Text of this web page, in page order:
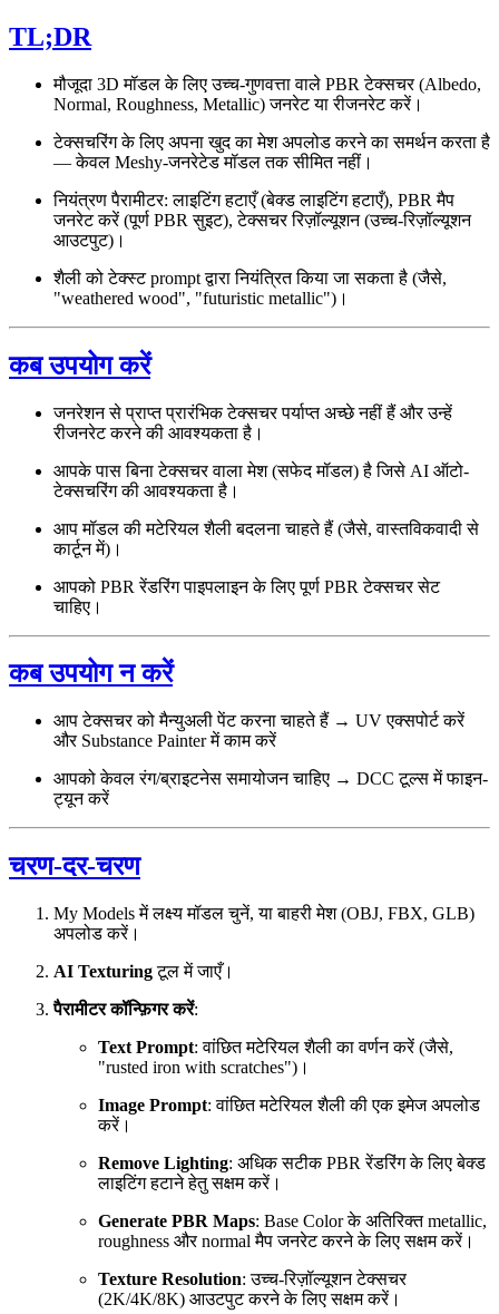
TL;DR
मौजूदा 3D मॉडल के लिए उच्च-गुणवत्ता वाले PBR टेक्सचर (Albedo,
Normal, Roughness, Metallic) जनरेट या रीजनरेट करें।
टेक्सचरिंग के लिए अपना खुद का मेश अपलोड करने का समर्थन करता है
— केवल Meshy-जनरेटेड मॉडल तक सीमित नहीं।
नियंत्रण पैरामीटर: लाइटिंग हटाएँ (बेक्ड लाइटिंग हटाएँ), PBR मैप
जनरेट करें (पूर्ण PBR सुइट), टेक्सचर रिज़ॉल्यूशन (उच्च-रिज़ॉल्यूशन
आउटपुट)।
शैली को टेक्स्ट prompt द्वारा नियंत्रित किया जा सकता है (जैसे,
"weathered wood", "futuristic metallic")।
कब उपयोग करें
जनरेशन से प्राप्त प्रारंभिक टेक्सचर पर्याप्त अच्छे नहीं हैं और उन्हें
रीजनरेट करने की आवश्यकता है।
आपके पास बिना टेक्सचर वाला मेश (सफेद मॉडल) है जिसे AI ऑटो-
टेक्सचरिंग की आवश्यकता है।
आप मॉडल की मटेरियल शैली बदलना चाहते हैं (जैसे, वास्तविकवादी से
कार्टून में)।
आपको PBR रेंडरिंग पाइपलाइन के लिए पूर्ण PBR टेक्सचर सेट
चाहिए।
कब उपयोग न करें
आप टेक्सचर को मैन्युअली पेंट करना चाहते हैं → UV एक्सपोर्ट करें
और Substance Painter में काम करें
आपको केवल रंग/ब्राइटनेस समायोजन चाहिए → DCC टूल्स में फाइन-
ट्यून करें
चरण-दर-चरण
My Models में लक्ष्य मॉडल चुनें, या बाहरी मेश (OBJ, FBX, GLB)
अपलोड करें।
AI Texturingटूल में जाएँ।
पैरामीटर कॉन्फ़िगर करें:
Text Prompt: वांछित मटेरियल शैली का वर्णन करें (जैसे,
"rusted iron with scratches")।
Image Prompt: वांछित मटेरियल शैली की एक इमेज अपलोड
करें।
Remove Lighting: अधिक सटीक PBR रेंडरिंग के लिए बेक्ड
लाइटिंग हटाने हेतु सक्षम करें।
Generate PBR Maps: Base Color के अतिरिक्त metallic,
roughness और normal मैप जनरेट करने के लिए सक्षम करें।
Texture Resolution: उच्च-रिज़ॉल्यूशन टेक्सचर
(2K/4K/8K) आउटपुट करने के लिए सक्षम करें।